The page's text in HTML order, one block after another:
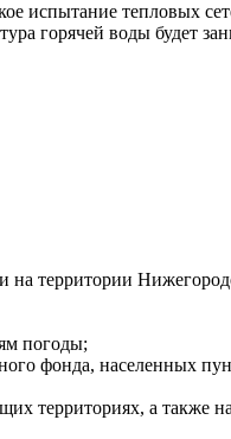
испытание тепловых
горячей воды будет
территории
погоды;
фонда, населенных
территориях, а